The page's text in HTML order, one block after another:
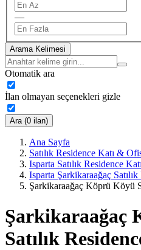
—
Arama Kelimesi
Otomatik ara
İlan olmayan seçenekleri gizle
Ara (0 ilan)
Ana Sayfa
Satılık Residence Katı &
Isparta Satılık Residence
Isparta Şarkikaraağaç
Şarkikaraağaç Köprü Köyü
Şarkikaraağaç
Satılık